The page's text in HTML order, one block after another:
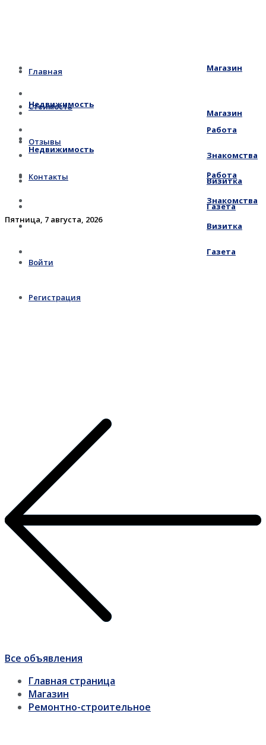
Главная
Стоимость
Отзывы
Контакты
Пятница, 7 августа, 2026
Войти
Регистрация
Магазин
Недвижимость
Работа
Знакомства
Визитка
Газета
Магазин
Недвижимость
Работа
Знакомства
Визитка
Газета
Все объявления
Главная страница
Магазин
Ремонтно-строительное